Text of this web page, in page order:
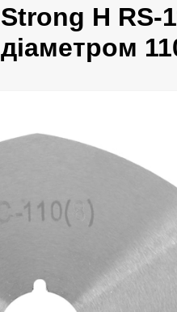
Strong H RS-
діаметром